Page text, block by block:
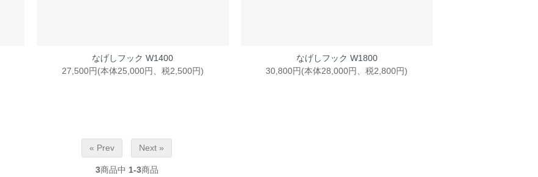
なげしフック W1400
27,500円(本体25,000円、税2,500円)
なげしフック W1800
30,800円(本体28,000円、税2,800円)
« Prev Next »
3商品中 1-3商品